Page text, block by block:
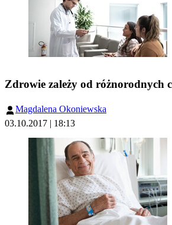
Zdrowie zależy od różnorodnych
Magdalena Okoniewska
03.10.2017 | 18:13